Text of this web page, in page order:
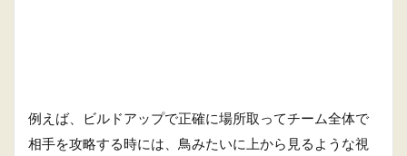
例えば、ビルドアップで正確に場所取ってチーム全体で
相手を攻略する時には、鳥みたいに上から見るような視